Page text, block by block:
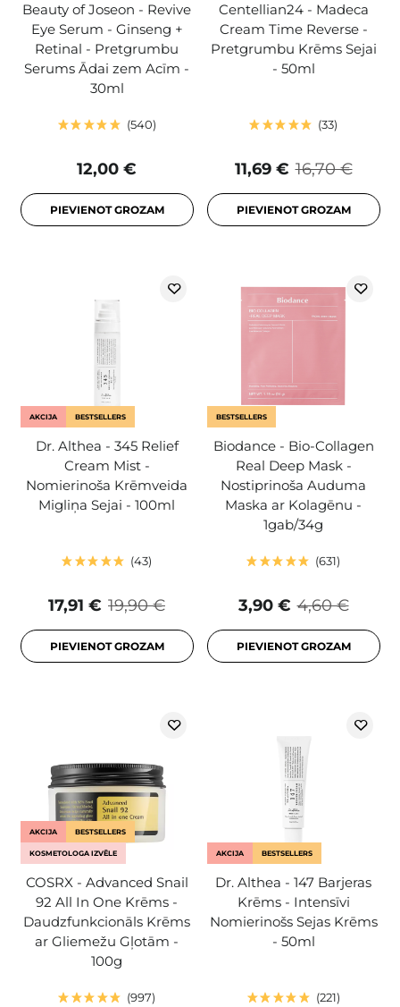
Beauty of Joseon - Revive
Eye Serum - Ginseng +
Retinal - Pretgrumbu
Serums Ādai zem Acīm -
30ml
540
12,00 €
PIEVIENOT GROZAM
Centellian24 - Madeca
Cream Time Reverse -
Pretgrumbu Krēms Sejai
- 50ml
33
16,70 €
11,69 €
PIEVIENOT GROZAM
AKCIJA BESTSELLERS
Dr. Althea - 345 Relief
Cream Mist -
Nomierinoša Krēmveida
Migliņa Sejai - 100ml
43
19,90 €
17,91 €
PIEVIENOT GROZAM
BESTSELLERS
Biodance - Bio-Collagen
Real Deep Mask -
Nostiprinoša Auduma
Maska ar Kolagēnu -
1gab/34g
631
4,60 €
3,90 €
PIEVIENOT GROZAM
AKCIJA BESTSELLERS
KOSMETOLOGA IZVĒLE
COSRX - Advanced Snail
92 All In One Krēms -
Daudzfunkcionāls Krēms
ar Gliemežu Gļotām -
100g
997
AKCIJA BESTSELLERS
Dr. Althea - 147 Barjeras
Krēms - Intensīvi
Nomierinošs Sejas Krēms
- 50ml
221